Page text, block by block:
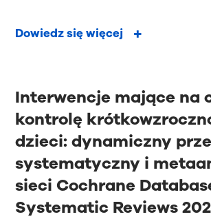
Dowiedz się więcej
Interwencje mające na
kontrolę
dzieci: dynamiczny
systematyczny i
sieci Cochrane
Systematic Reviews